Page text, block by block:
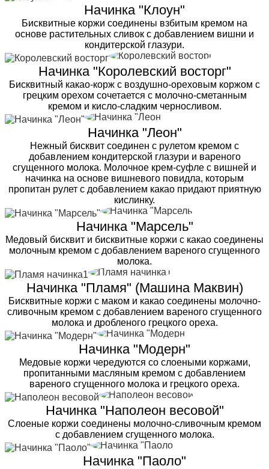
Начинка "Клоун"
Бисквитные коржи соединены взбитым кремом на
основе растительных сливок с добавлением вишни и
кондитерской глазури.
Начинка "Королевский восторг"
Бисквитный какао-корж с воздушно-ореховым коржом с
грецким орехом сочетается с молочно-сметанным
кремом и кисло-сладким черносливом.
Начинка "Леон"
Нежный бисквит соединен с рулетом кремом с
добавлением кондитерской глазури и вареного
сгущенного молока. Молочное крем-суфле с вишней и
начинка на основе вишневого повидла, которым
пропитан рулет с добавлением какао придают приятную
кислинку.
Начинка "Марсель"
Медовый бисквит и бисквитные коржи с какао соединены
молочным кремом с добавлением вареного сгущенного
молока.
Начинка "Пламя" (Машина Маквин)
Бисквитные коржи с маком и какао соединены молочно-
сливочным кремом с добавлением вареного сгущенного
молока и дробленого грецкого ореха.
Начинка "Модерн"
Медовые коржи чередуются со слоеными коржами,
пропитанными масляным кремом с добавлением
вареного сгущенного молока и грецкого ореха.
Начинка "Наполеон весовой"
Слоеные коржи соединены молочно-сливочным кремом
с добавлением сгущенного молока.
Начинка "Паоло"